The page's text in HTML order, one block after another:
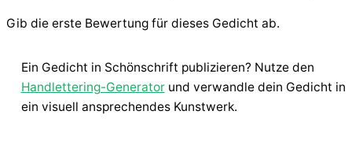
Gib die erste Bewertung für dieses Gedicht ab.
Ein Gedicht in Schönschrift publizieren? Nutze den
Handlettering-Generatorund verwandle dein Gedicht in
ein visuell ansprechendes Kunstwerk.